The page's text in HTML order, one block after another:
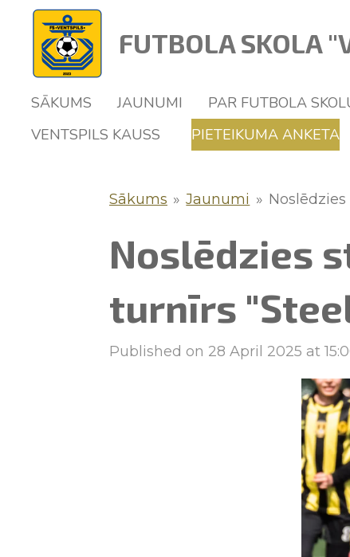
main
content
FUTBOLA SKOLA
SĀKUMS JAUNUMI PAR FUTBOLA
VENTSPILS KAUSS
PIETEIKUMA ANKETA
Sākums » Jaunumi »
Noslēdzies
turnīrs
Published on 28 April 2025 at